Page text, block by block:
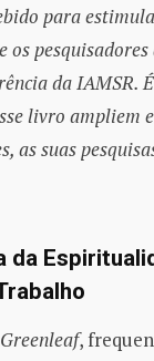
para
os
da IAMSR.
livro ampliem
as suas
da
,